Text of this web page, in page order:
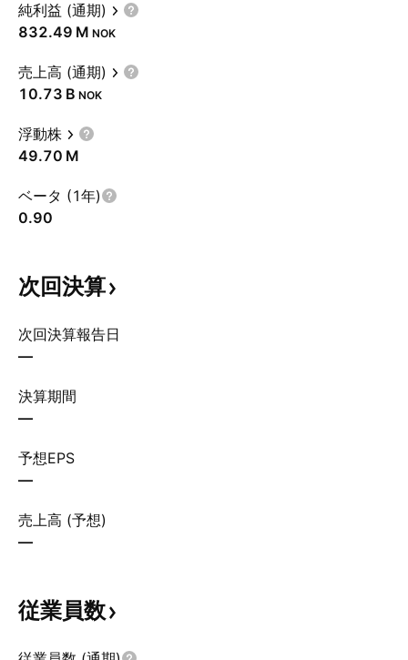
純利益 (通期)
‪832.49 M‬ NOK
売上高 (通期)
‪10.73 B‬ NOK
浮動株
‪49.70 M‬
ベータ (1年)
0.90
次回決算
次回決算報告日
—
決算期間
—
予想EPS
—
売上高 (予想)
—
従業員数